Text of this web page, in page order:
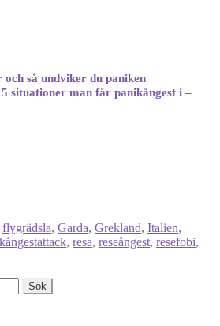
och så undviker du paniken
5 situationer man får panikångest i –
flygrädsla, Garda, Grekland, Italien,
, resa, reseångest, resefobi,